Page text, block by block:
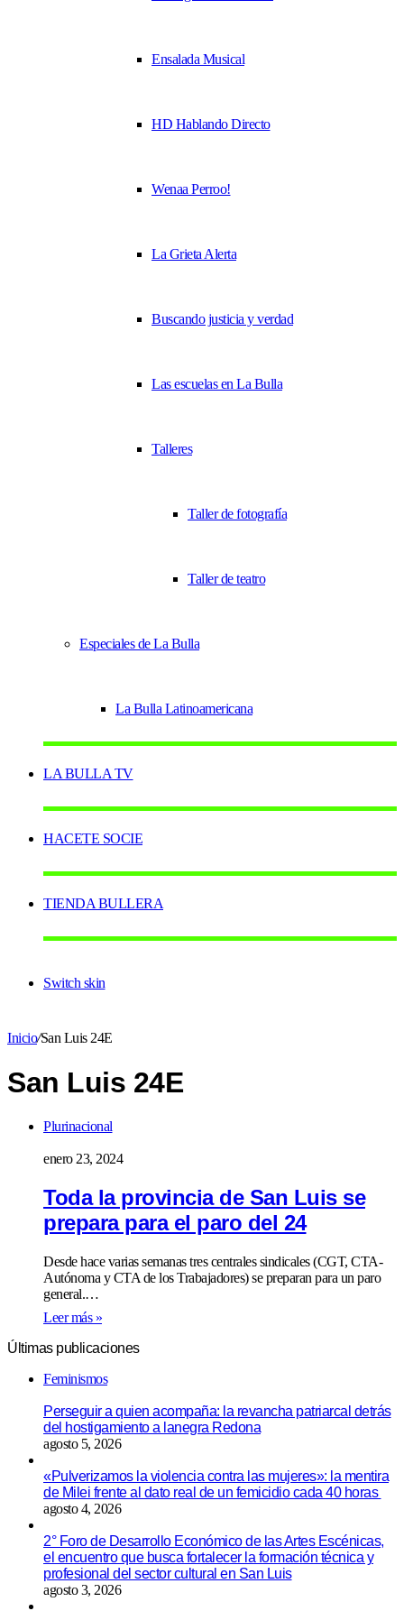
Ensalada Musical
HD Hablando Directo
Wenaa Perroo!
La Grieta Alerta
Buscando justicia y verdad
Las escuelas en La Bulla
Talleres
Taller de fotografía
Taller de teatro
Especiales de La Bulla
La Bulla Latinoamericana
LA BULLA TV
HACETE SOCIE
TIENDA BULLERA
Switch skin
Inicio/San Luis 24E
San Luis 24E
Plurinacional
enero 23, 2024
Toda la provincia de San Luis se
prepara para el paro del 24
Desde hace varias semanas tres centrales sindicales (CGT, CTA-
Autónoma y CTA de los Trabajadores) se preparan para un paro
general.…
Leer más »
Últimas publicaciones
Feminismos
Perseguir a quien acompaña: la revancha patriarcal detrás
del hostigamiento a lanegra Redona
agosto 5, 2026
«Pulverizamos la violencia contra las mujeres»: la mentira
de Milei frente al dato real de un femicidio cada 40 horas
agosto 4, 2026
2° Foro de Desarrollo Económico de las Artes Escénicas,
el encuentro que busca fortalecer la formación técnica y
profesional del sector cultural en San Luis
agosto 3, 2026